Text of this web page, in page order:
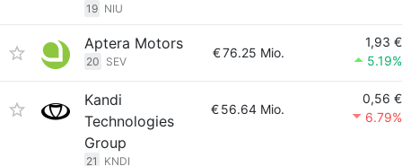
19 NIU
Aptera Motors
20 SEV
€76.25 Mio.
1,93 €
5.19%
Kandi
Technologies
Group
21 KNDI
€56.64 Mio.
0,56 €
6.79%